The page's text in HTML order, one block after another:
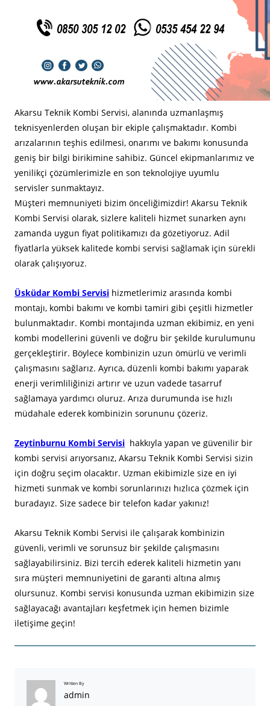
Akarsu Teknik Kombi Servisi, alanında uzmanlaşmış
teknisyenlerden oluşan bir ekiple çalışmaktadır. Kombi
arızalarının teşhis edilmesi, onarımı ve bakımı konusunda
geniş bir bilgi birikimine sahibiz. Güncel ekipmanlarımız ve
yenilikçi çözümlerimizle en son teknolojiye uyumlu
servisler sunmaktayız.
Müşteri memnuniyeti bizim önceliğimizdir! Akarsu Teknik
Kombi Servisi olarak, sizlere kaliteli hizmet sunarken aynı
zamanda uygun fiyat politikamızı da gözetiyoruz. Adil
fiyatlarla yüksek kalitede kombi servisi sağlamak için sürekli
olarak çalışıyoruz.
Üsküdar Kombi Servisi hizmetlerimiz arasında kombi
montajı, kombi bakımı ve kombi tamiri gibi çeşitli hizmetler
bulunmaktadır. Kombi montajında uzman ekibimiz, en yeni
kombi modellerini güvenli ve doğru bir şekilde kurulumunu
gerçekleştirir. Böylece kombinizin uzun ömürlü ve verimli
çalışmasını sağlarız. Ayrıca, düzenli kombi bakımı yaparak
enerji verimliliğinizi artırır ve uzun vadede tasarruf
sağlamaya yardımcı oluruz. Arıza durumunda ise hızlı
müdahale ederek kombinizin sorununu çözeriz.
Zeytinburnu Kombi Servisi hakkıyla yapan ve güvenilir bir
kombi servisi arıyorsanız, Akarsu Teknik Kombi Servisi sizin
için doğru seçim olacaktır. Uzman ekibimizle size en iyi
hizmeti sunmak ve kombi sorunlarınızı hızlıca çözmek için
buradayız. Size sadece bir telefon kadar yakınız!
Akarsu Teknik Kombi Servisi ile çalışarak kombinizin
güvenli, verimli ve sorunsuz bir şekilde çalışmasını
sağlayabilirsiniz. Bizi tercih ederek kaliteli hizmetin yanı
sıra müşteri memnuniyetini de garanti altına almış
olursunuz. Kombi servisi konusunda uzman ekibimizin size
sağlayacağı avantajları keşfetmek için hemen bizimle
iletişime geçin!
Written By
admin